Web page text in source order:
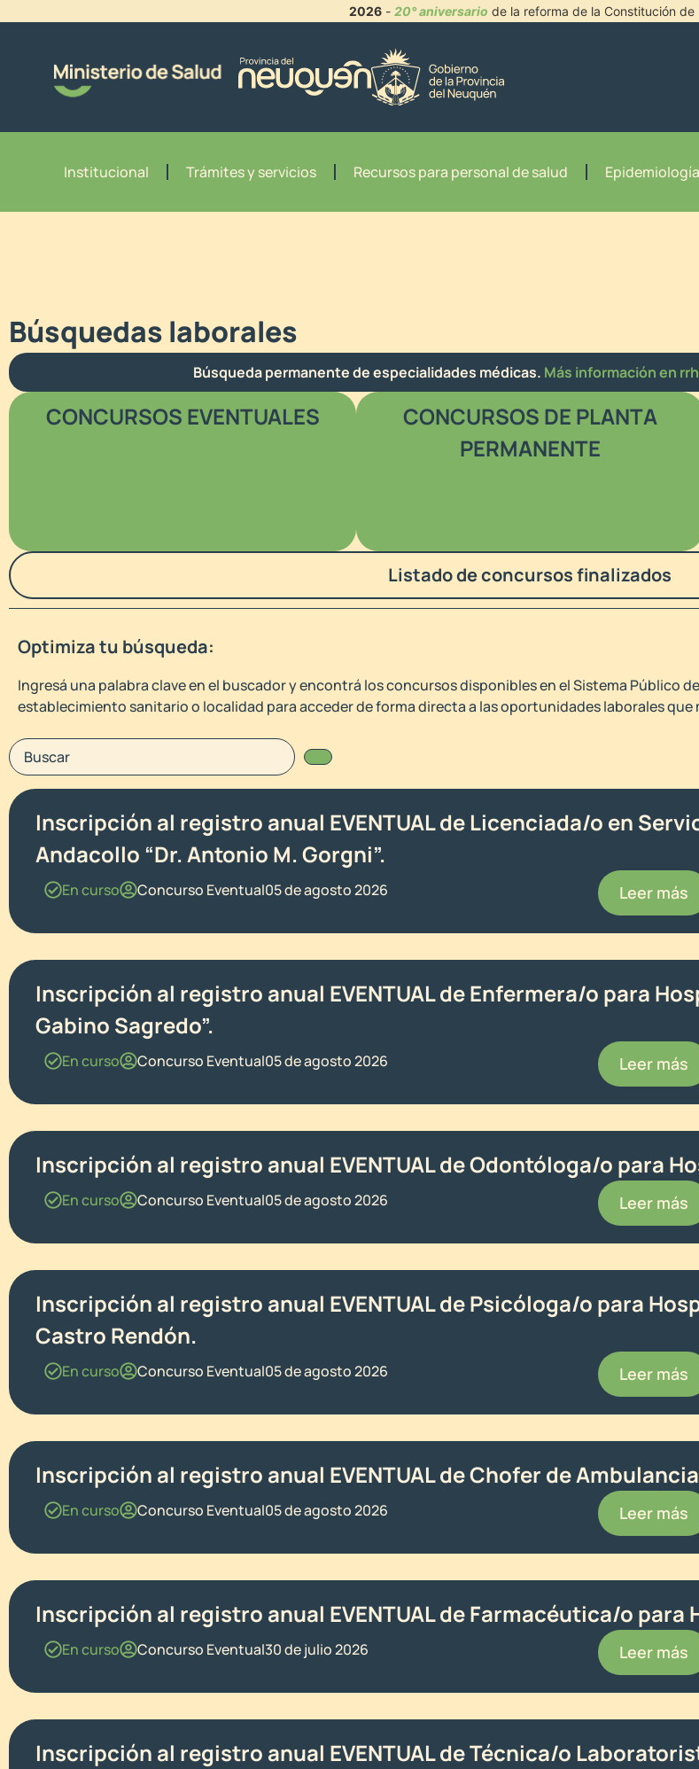
2026- 20° aniversario de la reforma de la Constitución
Institucional Trámites y servicios Recursos para personal de salud Epidemiología
Búsquedas laborales
Búsqueda permanente de especialidades médicas. Más información en
CONCURSOS EVENTUALES
CONCURSOS DE PLANTA
PERMANENTE
Listado de concursos finalizados
Optimiza tu búsqueda:
Ingresá una palabra clave en el buscador y encontrá los concursos disponibles en el Sistema Público
establecimiento sanitario o localidad para acceder de forma directa a las oportunidades laborales que
Inscripción al registro anual EVENTUAL de Licenciada/o en
Andacollo “Dr. Antonio M. Gorgni”.
En curso Concurso Eventual05 de agosto 2026 Leer más
Inscripción al registro anual EVENTUAL de Enfermera/o para
Gabino Sagredo”.
En curso Concurso Eventual05 de agosto 2026 Leer más
Inscripción al registro anual EVENTUAL de Odontóloga/o para
En curso Concurso Eventual05 de agosto 2026 Leer más
Inscripción al registro anual EVENTUAL de Psicóloga/o para
Castro Rendón.
En curso Concurso Eventual05 de agosto 2026 Leer más
Inscripción al registro anual EVENTUAL de Chofer de
En curso Concurso Eventual05 de agosto 2026 Leer más
Inscripción al registro anual EVENTUAL de Farmacéutica/o para
En curso Concurso Eventual30 de julio 2026 Leer más
Inscripción al registro anual EVENTUAL de Técnica/o